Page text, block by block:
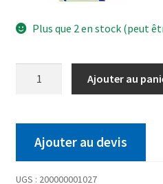
Plus que 2 en stock (peut
Ajouter au
Ajouter au devis
UGS : 200000001027